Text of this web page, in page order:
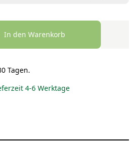
In den Warenkorb
Tagen.
4-6 Werktage